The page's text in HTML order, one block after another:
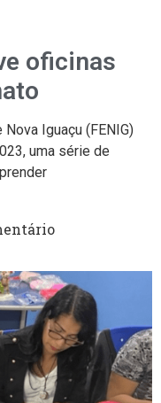
oficinas
Iguaçu (FENIG)
uma série de